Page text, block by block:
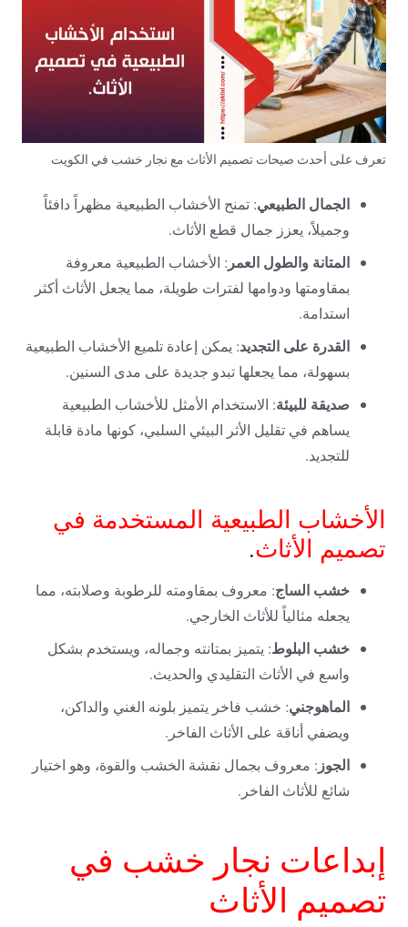
تعرف على أحدث صيحات تصميم الأثاث مع نجار خشب في الكويت
الجمال الطبيعي: تمنح الأخشاب الطبيعية مظهراً دافئاً
وجميلاً، يعزز جمال قطع الأثاث.
المتانة والطول العمر : الأخشاب الطبيعية معروفة
بمقاومتها ودوامها لفترات طويلة، مما يجعل الأثاث أكثر
استدامة.
القدرة على التجديد: يمكن إعادة تلميع الأخشاب الطبيعية
بسهولة، مما يجعلها تبدو جديدة على مدى السنين.
صديقة للبيئة: الاستخدام الأمثل للأخشاب الطبيعية
يساهم في تقليل الأثر البيئي السلبي، كونها مادة قابلة
للتجديد.
الأخشاب الطبيعية المستخدمة في
تصميم الأثاث.
خشب الساج: معروف بمقاومته للرطوبة وصلابته، مما
يجعله مثالياً للأثاث الخارجي.
خشب البلوط: يتميز بمتانته وجماله، ويستخدم بشكل
واسع في الأثاث التقليدي والحديث.
الماهوجني: خشب فاخر يتميز بلونه الغني والداكن،
ويضفي أناقة على الأثاث الفاخر.
الجوز : معروف بجمال نقشة الخشب والقوة، وهو اختيار
شائع للأثاث الفاخر.
إبداعات نجار خشب في
تصميم الأثاث